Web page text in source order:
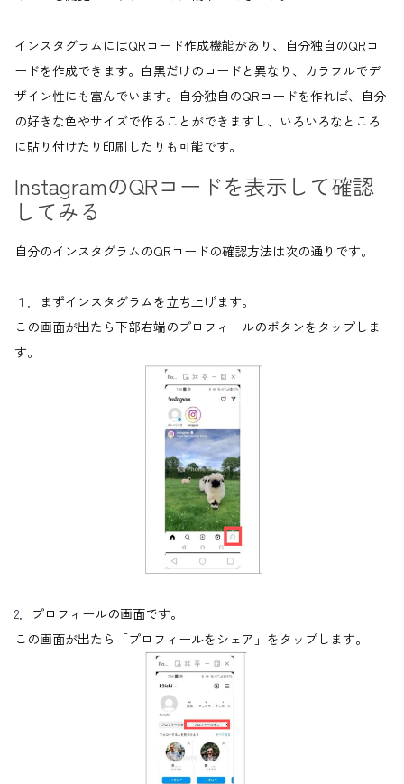
インスタグラムにはQRコード作成機能があり、自分独自のQRコ
ードを作成できます。白黒だけのコードと異なり、カラフルでデ
ザイン性にも富んでいます。自分独自のQRコードを作れば、自分
の好きな色やサイズで作ることができますし、いろいろなところ
に貼り付けたり印刷したりも可能です。
InstagramのQRコードを表示して確認
してみる
自分のインスタグラムのQRコードの確認方法は次の通りです。
１．
まずインスタグラムを立ち上げます。
この画面が出たら下部右端のプロフィールのボタンをタップしま
す。
2． プロフィールの画面です。
この画面が出たら「プロフィールをシェア」をタップします。